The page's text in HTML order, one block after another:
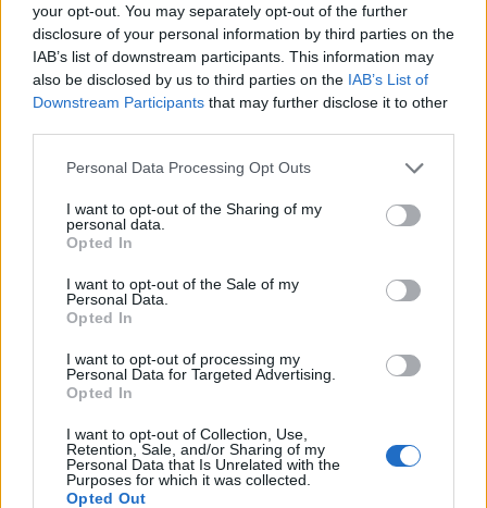
your opt-out. You may separately opt-out of the further
disclosure of your personal information by third parties on the
IAB’s list of downstream participants. This information may
also be disclosed by us to third parties on the IAB’s List of
Downstream Participants that may further disclose it to other
Personal Data Processing Opt Outs
I want to opt-out of the Sharing of my
personal data.
Opted In
I want to opt-out of the Sale of my
Personal Data.
Opted In
I want to opt-out of processing my
Personal Data for Targeted Advertising.
Opted In
I want to opt-out of Collection, Use,
Retention, Sale, and/or Sharing of my
Personal Data that Is Unrelated with the
Purposes for which it was collected.
Opted Out